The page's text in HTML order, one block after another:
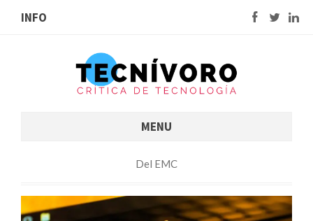
INFO
MENU
Del EMC